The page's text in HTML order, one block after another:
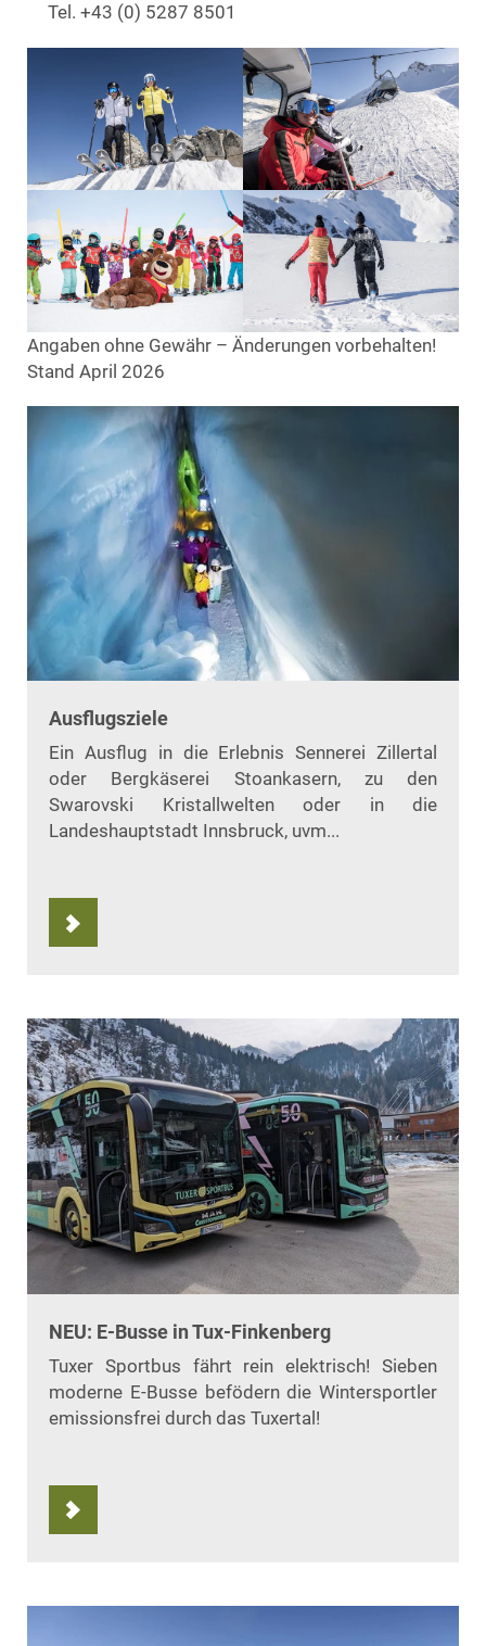
Tel. +43 (0) 5287 8501
Angaben ohne Gewähr – Änderungen vorbehalten!
Stand April 2026
Ausflugsziele
Ein Ausflug in die Erlebnis Sennerei Zillertal
oder Bergkäserei Stoankasern, zu den
Swarovski Kristallwelten oder in die
Landeshauptstadt Innsbruck, uvm...
NEU: E-Busse in Tux-Finkenberg
Tuxer Sportbus fährt rein elektrisch! Sieben
moderne E-Busse befödern die Wintersportler
emissionsfrei durch das Tuxertal!